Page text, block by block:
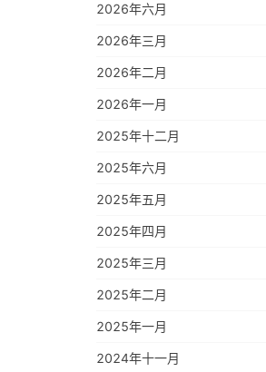
2026年六月
2026年三月
2026年二月
2026年一月
2025年十二月
2025年六月
2025年五月
2025年四月
2025年三月
2025年二月
2025年一月
2024年十一月